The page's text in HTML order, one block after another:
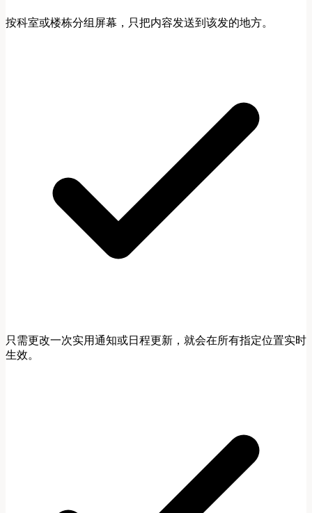
按科室或楼栋分组屏幕，只把内容发送到该发的地方。
只需更改一次实用通知或日程更新，就会在所有指定位置实时
生效。